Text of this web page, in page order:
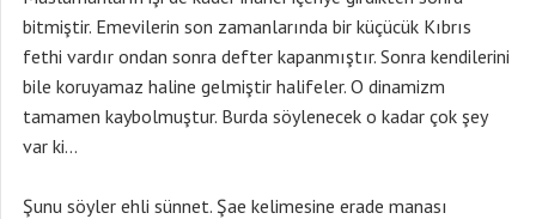
bitmiştir. Emevilerin son zamanlarında bir küçücük Kıbrıs
fethi vardır ondan sonra defter kapanmıştır. Sonra kendilerini
bile koruyamaz haline gelmiştir halifeler. O dinamizm
tamamen kaybolmuştur. Burda söylenecek o kadar çok şey
var ki…
Şunu söyler ehli sünnet. Şae kelimesine erade manası